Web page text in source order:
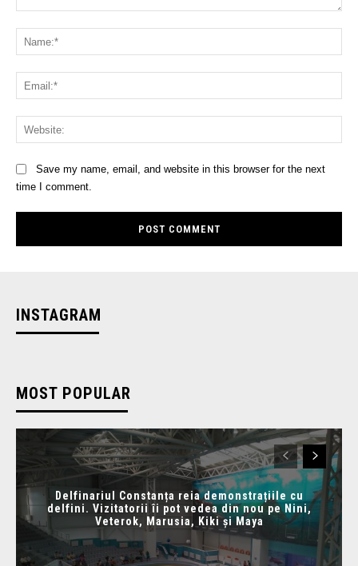
Save my name, email, and website in this browser for the next
time I comment.
INSTAGRAM
MOST POPULAR
Delfinariul Constanța reia demonstrațiile cu
delfini. Vizitatorii îi pot vedea din nou pe Nini,
Veterok, Marusia, Kiki și Maya